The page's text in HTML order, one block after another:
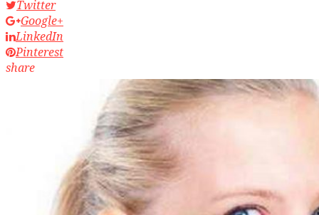
Twitter
Google+
LinkedIn
Pinterest
share